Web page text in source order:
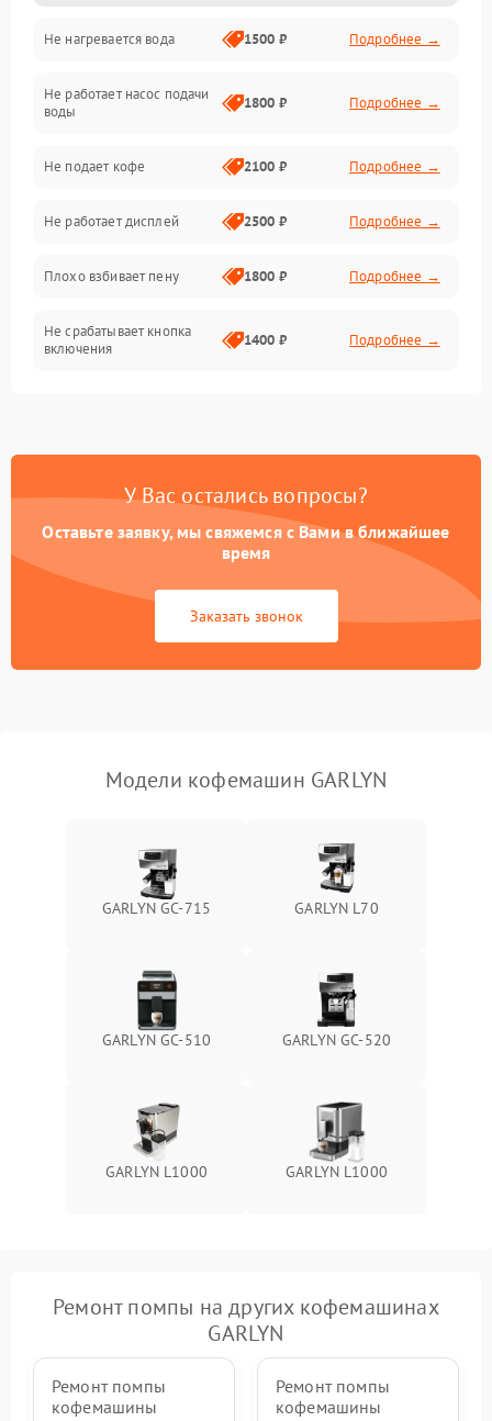
Включение и работа
Проблемы с водой
Проблемы с капучинатором и паром
Управление и электроника
Программное обеспечение
Не нагревается вода 1500 ₽ Подробнее →
Не работает насос подачи
воды
1800 ₽ Подробнее →
Не подает кофе 2100 ₽ Подробнее →
Не работает дисплей 2500 ₽ Подробнее →
Плохо взбивает пену 1800 ₽ Подробнее →
Не срабатывает кнопка
включения
1400 ₽ Подробнее →
Постоянные сбои в работе 1500 ₽ Подробнее →
У Вас остались вопросы?
Оставьте заявку, мы свяжемся с Вами в ближайшее
время
Заказать звонок
Модели кофемашин GARLYN
GARLYN GC-715 GARLYN L70
GARLYN GC-510 GARLYN GC-520
GARLYN L1000 GARLYN L1000
Ремонт помпы на других кофемашинах
GARLYN
Ремонт помпы
кофемашины
Ремонт помпы
кофемашины